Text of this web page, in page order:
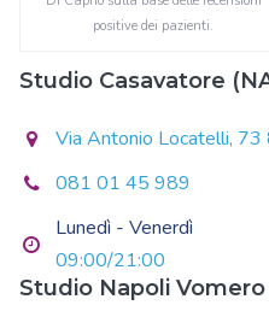
positive dei pazienti.
Studio Casavatore
Via Antonio Locatelli,
081 01 45 989
Lunedì - Venerdì
09:00/21:00
Studio Napoli Vomero